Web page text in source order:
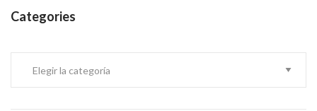
Categories
Categories